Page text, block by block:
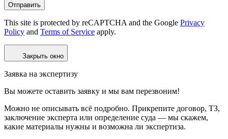
Отправить
This site is protected by reCAPTCHA and the Google Privacy
Policy and Terms of Service apply.
Закрыть окно
Заявка на экспертизу
Вы можете оставить заявку и мы вам перезвоним!
Можно не описывать всё подробно. Прикрепите договор, ТЗ,
заключение эксперта или определение суда — мы скажем,
какие материалы нужны и возможна ли экспертиза.